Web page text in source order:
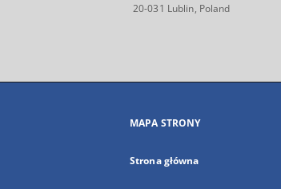
20-031 Lublin, Poland
MAPA STRONY
Strona główna